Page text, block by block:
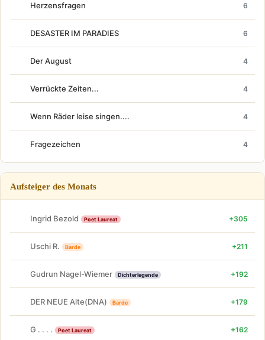
Herzensfragen 6
DESASTER IM PARADIES 6
Der August 4
Verrückte Zeiten... 4
Wenn Räder leise singen.... 4
Fragezeichen 4
Aufsteiger des Monats
Ingrid Bezold Poet Laureat +305
Uschi R. Barde +211
Gudrun Nagel-Wiemer Dichterlegende +192
DER NEUE Alte(DNA) Barde +179
G . . . . Poet Laureat +162